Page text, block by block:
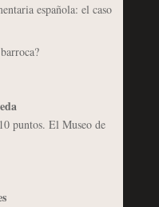
española: el caso
puntos. El Museo de